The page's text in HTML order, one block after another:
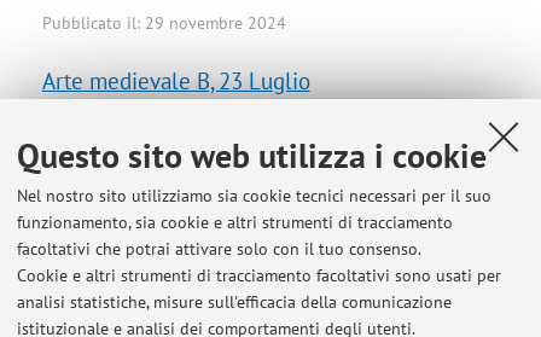
Questo sito web utilizza i cookie
Nel nostro sito utilizziamo sia cookie tecnici necessari per il suo
funzionamento, sia cookie e altri strumenti di tracciamento
facoltativi che potrai attivare solo con il tuo consenso.
Cookie e altri strumenti di tracciamento facoltativi sono usati per
analisi statistiche, misure sull'efficacia della comunicazione
istituzionale e analisi dei comportamenti degli utenti.
Pubblicato il: 29 novembre 2024
Arte medievale B, 23 Luglio
l'attenzione, Fabio Massaccesi
MEDIEVAL ART (AMaC) 23 LUGLIO
For logistical reasons, the exam will ben held in Zamboni
38, classroom II. Best Regards, Fabio Massaccesi
Pubblicato il: 22 luglio 2024